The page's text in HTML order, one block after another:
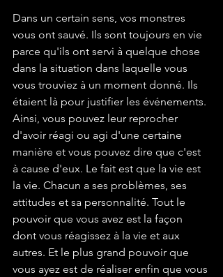
Dans un certain sens, vos monstres
vous ont sauvé. Ils sont toujours en vie
parce qu'ils ont servi à quelque chose
dans la situation dans laquelle vous
vous trouviez à un moment donné. Ils
étaient là pour justifier les événements.
Ainsi, vous pouvez leur reprocher
d'avoir réagi ou agi d'une certaine
manière et vous pouvez dire que c'est
à cause d'eux. Le fait est que la vie est
la vie. Chacun a ses problèmes, ses
attitudes et sa personnalité. Tout le
pouvoir que vous avez est la façon
dont vous réagissez à la vie et aux
autres. Et le plus grand pouvoir que
vous ayez est de réaliser enfin que vous